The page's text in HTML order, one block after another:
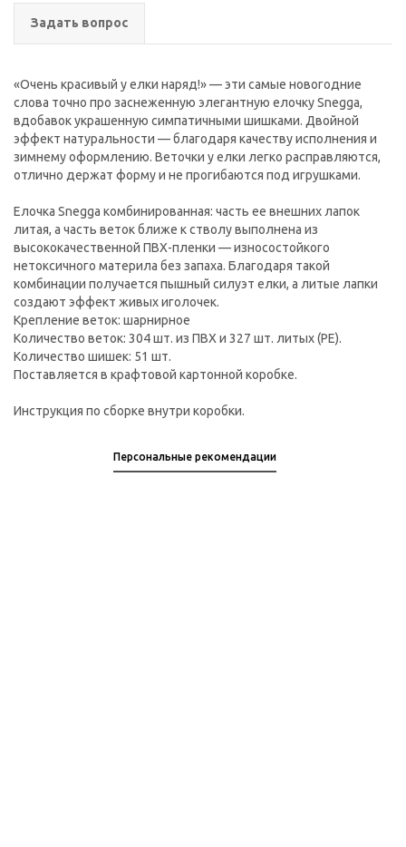
Задать вопрос
«Очень красивый у елки наряд!» — эти самые новогодние
слова точно про заснеженную элегантную елочку Snegga,
вдобавок украшенную симпатичными шишками. Двойной
эффект натуральности — благодаря качеству исполнения и
зимнему оформлению. Веточки у елки легко расправляются,
отлично держат форму и не прогибаются под игрушками.
Елочка Snegga комбинированная: часть ее внешних лапок
литая, а часть веток ближе к стволу выполнена из
высококачественной ПВХ-пленки — износостойкого
нетоксичного материла без запаха. Благодаря такой
комбинации получается пышный силуэт елки, а литые лапки
создают эффект живых иголочек.
Крепление веток: шарнирное
Количество веток: 304 шт. из ПВХ и 327 шт. литых (PE).
Количество шишек: 51 шт.
Поставляется в крафтовой картонной коробке.
Инструкция по сборке внутри коробки.
Персональные рекомендации